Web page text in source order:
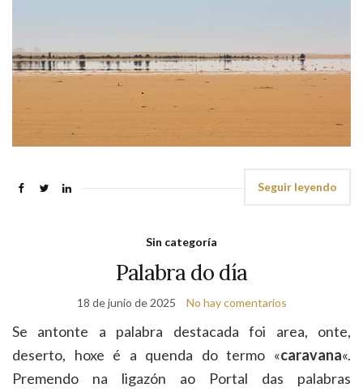
Seguir leyendo
Sin categoría
Palabra do día
18 de junio de 2025 No hay comentarios
Se antonte a palabra destacada foi area, onte,
deserto, hoxe é a quenda do termo «caravana«.
Premendo na ligazón ao Portal das palabras